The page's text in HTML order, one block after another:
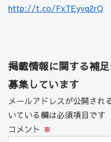
http://t.co/FxTEyvq2rQ
掲載情報に関する補
募集しています
メールアドレスが公開され
いている欄は必須項目です
コメント ※